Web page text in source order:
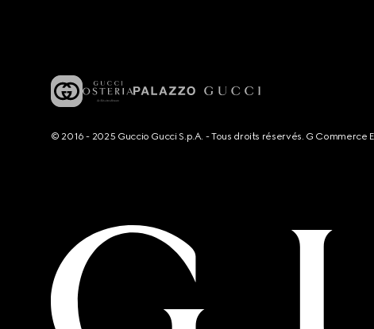
© 2016 - 2025 Guccio Gucci S.p.A. - Tous droits réservés. G